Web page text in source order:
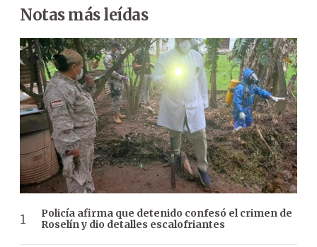
Notas más leídas
Policía afirma que detenido confesó el crimen de
Roselín y dio detalles escalofriantes